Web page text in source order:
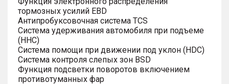
тормозных усилий EBD
Антипробуксовочная система TCS
Система удерживания автомобиля при подъеме
(HHC)
Система помощи при движении под уклон (HDC)
Система контроля слепых зон BSD
Функция подсветки поворотов включением
противотуманных фар